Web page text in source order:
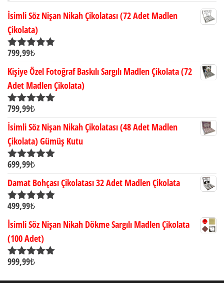
İsimli Söz Nişan Nikah Çikolatası (72 Adet Madlen
Çikolata)
5 üzerinden
799,99₺
Kişiye Özel Fotoğraf Baskılı Sargılı Madlen Çikolata (72
Adet Madlen Çikolata)
5 üzerinden
799,99₺
İsimli Söz Nişan Nikah Çikolatası (48 Adet Madlen
Çikolata) Gümüş Kutu
5 üzerinden
699,99₺
Damat Bohçası Çikolatası 32 Adet Madlen Çikolata
5 üzerinden
499,99₺
İsimli Söz Nişan Nikah Dökme Sargılı Madlen Çikolata
(100 Adet)
5 üzerinden
999,99₺